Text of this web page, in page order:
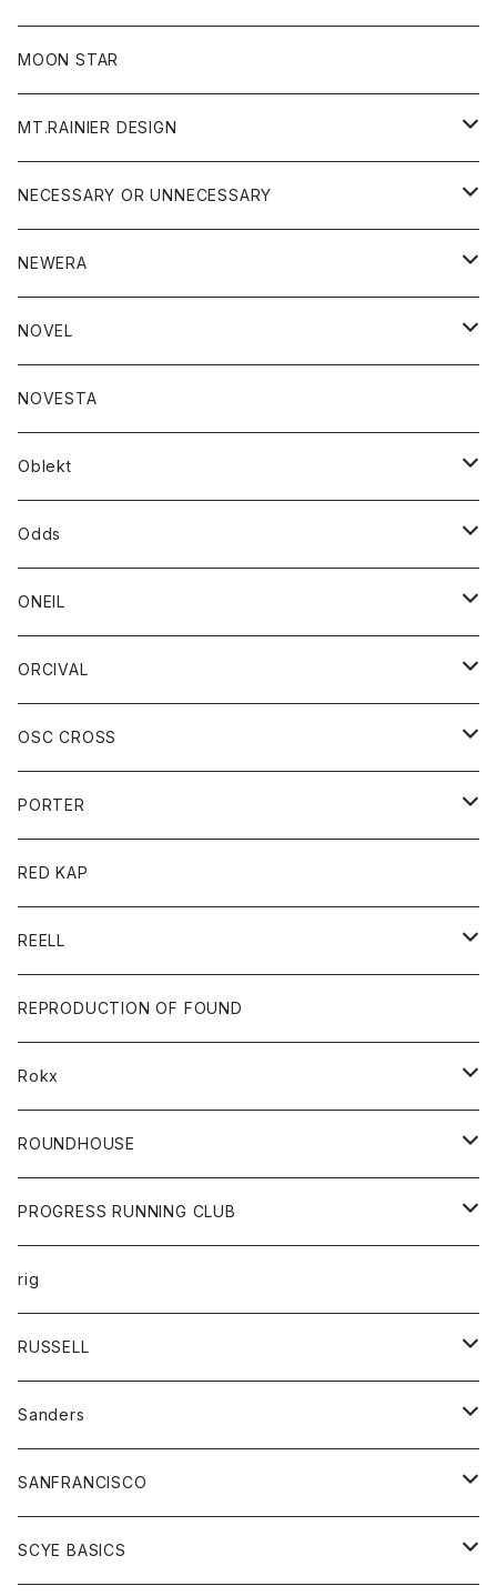
フリース
ジャケット
ニット
パンツ
帽子
MOON STAR
MT.RAINIER DESIGN
アウター
コート
ジャケット
アクセサリー
バッグ
グッズ
ウォレット
靴
トップス
ジャケット
シャツ
ボトム
ショートパンツ
パンツ
レディース
シャツ
Tシャツ
NECESSARY OR UNNECESSARY
アウター
コート
ジャケット
アクセサリー
バッグ
ブレスレット
グッズ
靴
ストール/マフラー
トップス
シャツ
シャツジャケット
ロングスリーブＴシャツ
ボトム
ショートパンツ
ジーンズ
NEWERA
帽子
NOVEL
トップス
カットソー
スエット
ボトム
NOVESTA
Oblekt
ボトム
ショートパンツ
パンツ
レディース
ボトム
Odds
帽子
ONEIL
スカート
ORCIVAL
アウター
コート
ジャケット
アクセサリー
バッグ
キッズ
Tシャツ
帽子
グッズ
靴
バック
トップス
カットソー
カーディガン
ニット
ベスト
ボトムス
ショートパンツ
パンツ
レディース
カットソー
コート
ボトム
OSC CROSS
ダウンジャケット
PORTER
カードホルダー
キーホルダー
財布
バック
RED KAP
REELL
パンツ
ショートパンツ
REPRODUCTION OF FOUND
Rokx
ボトム
ROUNDHOUSE
エプロン
キッズ
オーバーオール
ボトム
ペインターパンツ
PROGRESS RUNNING CLUB
トップス
Tシャツ
グッズ
帽子
rig
RUSSELL
アウター
コート
パーカー
スカート
Tシャツ
Sanders
グッズ
靴
SANFRANCISCO
アウター
SCYE BASICS